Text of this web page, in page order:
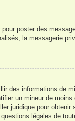
poster des
la messagerie
des informations de
un mineur de
juridique pour obtenir
légales de